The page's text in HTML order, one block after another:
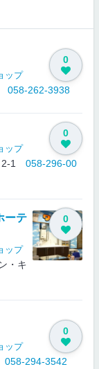
ップ
058-262-3938
0
ップ
2-1 058-296-00
0
ーテ
ップ
・キ
0
ップ
058-294-3542
0